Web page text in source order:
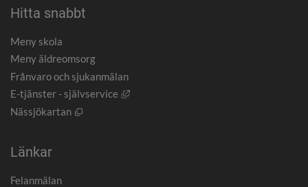
Hitta snabbt
Meny skola
Meny äldreomsorg
Frånvaro och sjukanmälan
E-tjänster - självservice
Länk till annan webbplats, öppnas i
Nässjökartan
Öppnas i nytt fönster.
Länkar
Felanmälan